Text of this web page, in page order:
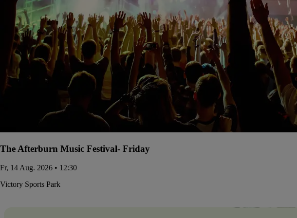
The Afterburn Music Festival- Friday
Fr, 14 Aug. 2026 • 12:30
Victory Sports Park